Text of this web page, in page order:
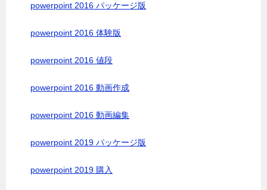
powerpoint 2016 パッケージ版
powerpoint 2016 体験版
powerpoint 2016 値段
powerpoint 2016 動画作成
powerpoint 2016 動画編集
powerpoint 2019 パッケージ版
powerpoint 2019 購入